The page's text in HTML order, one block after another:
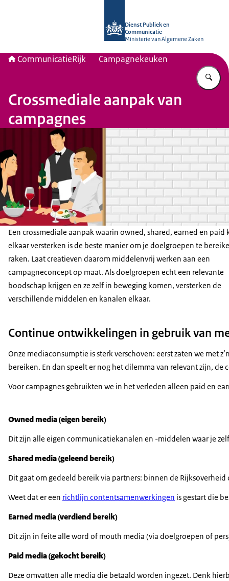
Dienst Publiek en
Communicatie
Ministerie van Algemene Zaken
CommunicatieRijk Campagnekeuken
Crossmediale aanpak van
campagnes
Een crossmediale aanpak waarin owned, shared, earned en paid
elkaar versterken is de beste manier om je doelgroepen te
raken. Laat creatieven daarom middelenvrij werken aan een
campagneconcept op maat. Als doelgroepen echt een relevante
boodschap krijgen en ze zelf in beweging komen, versterken de
verschillende middelen en kanalen elkaar.
Continue ontwikkelingen in gebruik van
Onze mediaconsumptie is sterk verschoven: eerst zaten we met
bereiken. En dan speelt er nog het dilemma van relevant zijn,
Voor campagnes gebruikten we in het verleden alleen paid en
Owned media (eigen bereik)
Dit zijn alle eigen communicatiekanalen en -middelen waar je
Shared media (geleend bereik)
Dit gaat om gedeeld bereik via partners: binnen de
Weet dat er een richtlijn contentsamenwerkingen is gestart die
Earned media (verdiend bereik)
Dit zijn in feite alle word of mouth media (via doelgroepen of
Paid media (gekocht bereik)
Deze omvatten alle media die betaald worden ingezet. Denk